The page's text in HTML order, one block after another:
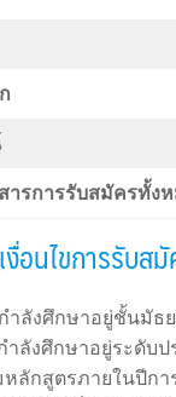
ารการรับสมัครทั้ง
งื่อนไขการรับส
ำลังศึกษาอยู่ชั้นมัธ
ำลังศึกษาอยู่ระดั
ลักสูตรภายในปีกา